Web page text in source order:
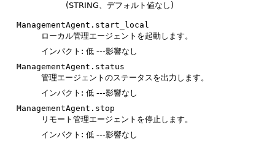
(STRING、デフォルト値なし)
ManagementAgent.start_local
ローカル管理エージェントを起動します。
インパクト: 低 ---影響なし
ManagementAgent.status
管理エージェントのステータスを出力します。
インパクト: 低 ---影響なし
ManagementAgent.stop
リモート管理エージェントを停止します。
インパクト: 低 ---影響なし